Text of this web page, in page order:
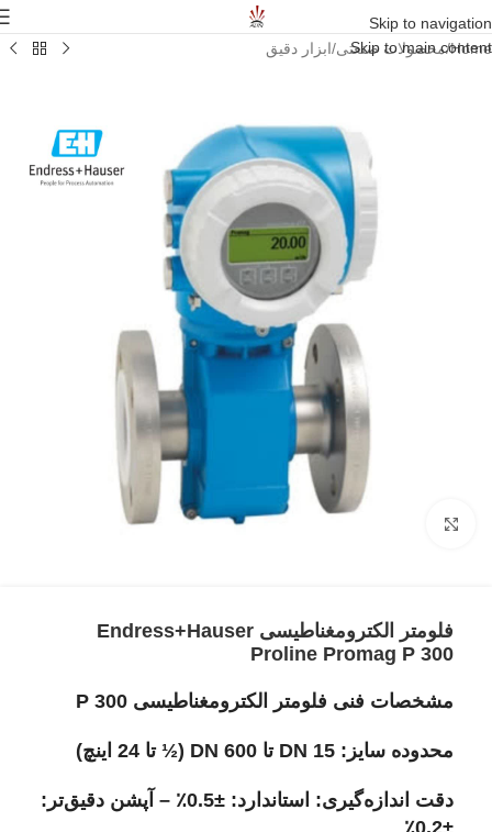
Skip to navigation
Skip to main content
Home
/محصولات صنعتی/ابزار دقیق
فلومتر الکترومغناطیسی Endress+Hauser
Proline Promag P 300
مشخصات فنی فلومتر الکترومغناطیسی P 300
محدوده سایز: DN 15 تا DN 600 (½ تا 24 اینچ)
دقت اندازه‌گیری: استاندارد: ±0.5٪ – آپشن دقیق‌تر:
±0.2٪